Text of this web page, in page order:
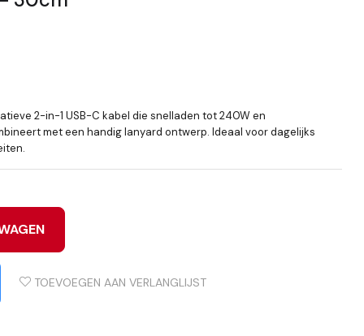
2-in-1 USB-C kabel die snelladen tot 240W en
met een handig lanyard ontwerp. Ideaal voor dagelijks
TOEVOEGEN AAN VERLANGLIJST